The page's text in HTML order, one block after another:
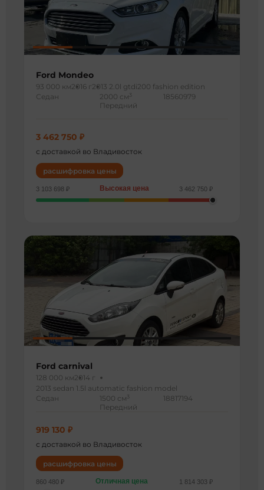
Ford Mondeo
93 000 км2016 г 2013 2.0l gtdi200 fashion edition
Седан
2000 см 3
Передний
18560979
3 462 750 ₽
с доставкой во Владивосток
расшифровка цены
3 103 698 ₽ Высокая цена 3 462 750 ₽
Ford carnival
128 000 км2014 г
2013 sedan 1.5l automatic fashion model
Седан
1500 см 3
Передний
18817194
919 130 ₽
с доставкой во Владивосток
расшифровка цены
860 480 ₽ Отличная цена 1 814 303 ₽